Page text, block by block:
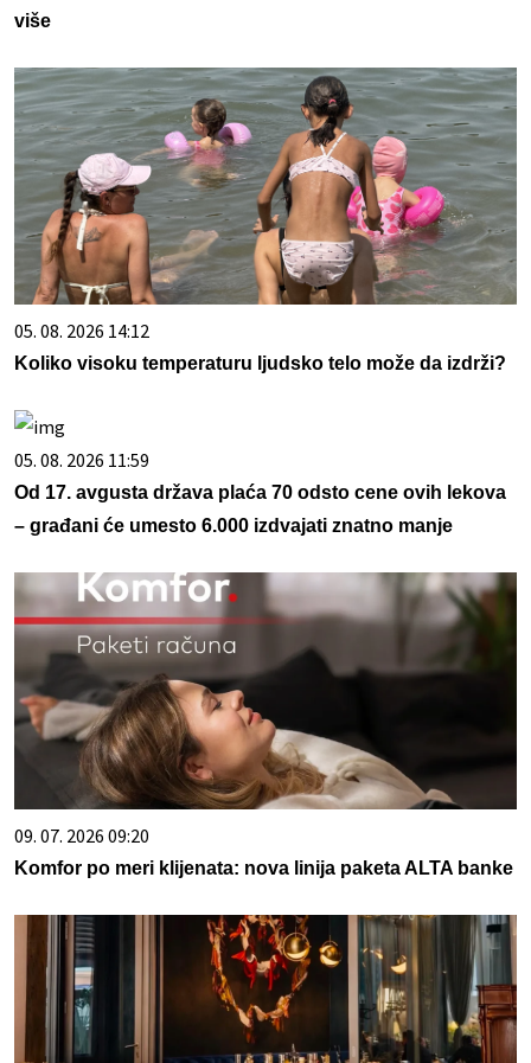
više
05. 08. 2026 14:12
Koliko visoku temperaturu ljudsko telo može da izdrži?
05. 08. 2026 11:59
Od 17. avgusta država plaća 70 odsto cene ovih lekova
– građani će umesto 6.000 izdvajati znatno manje
09. 07. 2026 09:20
Komfor po meri klijenata: nova linija paketa ALTA banke